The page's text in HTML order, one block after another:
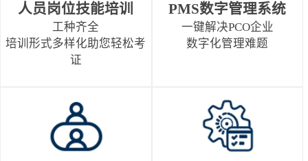
人员岗位技能培训
工种齐全
培训形式多样化助您轻松考
证
PMS数字管理系统
一键解决PCO企业
数字化管理难题